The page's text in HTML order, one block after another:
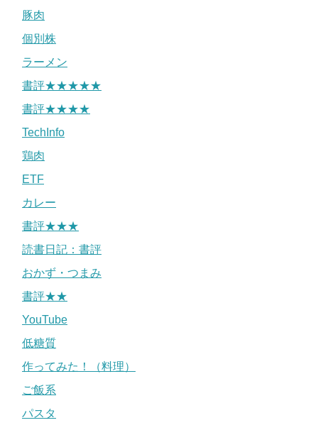
豚肉
個別株
ラーメン
書評★★★★★
書評★★★★
TechInfo
鶏肉
ETF
カレー
書評★★★
読書日記：書評
おかず・つまみ
書評★★
YouTube
低糖質
作ってみた！（料理）
ご飯系
パスタ